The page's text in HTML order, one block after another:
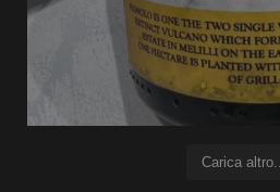
Carica altro...